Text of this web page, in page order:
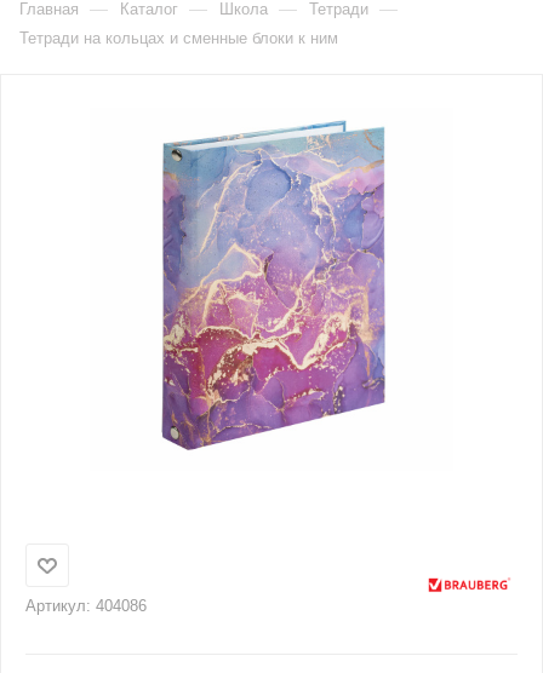
Главная — Каталог — Школа — Тетради —
Тетради на кольцах и сменные блоки к ним
Артикул: 404086